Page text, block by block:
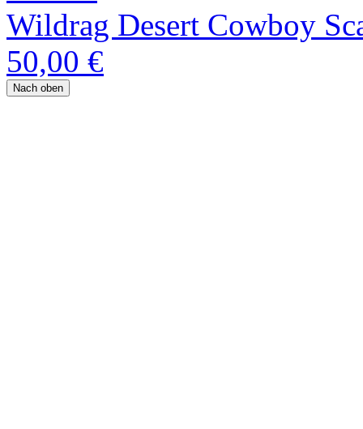
Wildrag Desert Cowboy
50,00 €
Nach oben